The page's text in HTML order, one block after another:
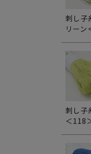
刺し子
リーン
刺し子
＜118